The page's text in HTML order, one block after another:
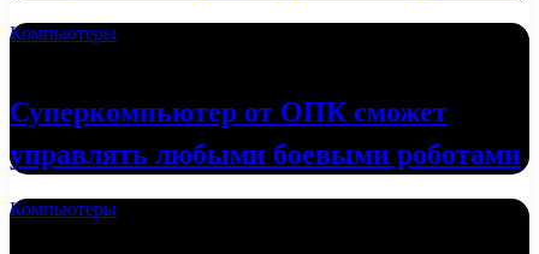
Компьютеры
Суперкомпьютер от ОПК сможет
управлять любыми боевыми роботами
Компьютеры